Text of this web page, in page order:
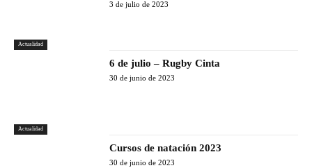
Actualidad
3 de julio de 2023
Actualidad
6 de julio – Rugby Cinta
30 de junio de 2023
Cursos de natación 2023
30 de junio de 2023